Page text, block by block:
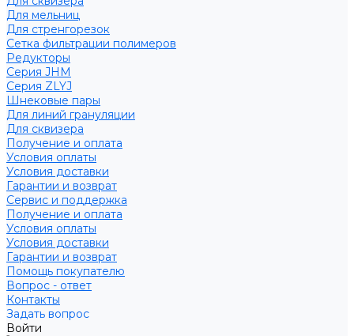
Для мельниц
Для стренгорезок
Сетка фильтрации полимеров
Редукторы
Серия JHM
Серия ZLYJ
Шнековые пары
Для линий грануляции
Для сквизера
Получение и оплата
Условия оплаты
Условия доставки
Гарантии и возврат
Сервис и поддержка
Получение и оплата
Условия оплаты
Условия доставки
Гарантии и возврат
Помощь покупателю
Вопрос - ответ
Контакты
Задать вопрос
Войти